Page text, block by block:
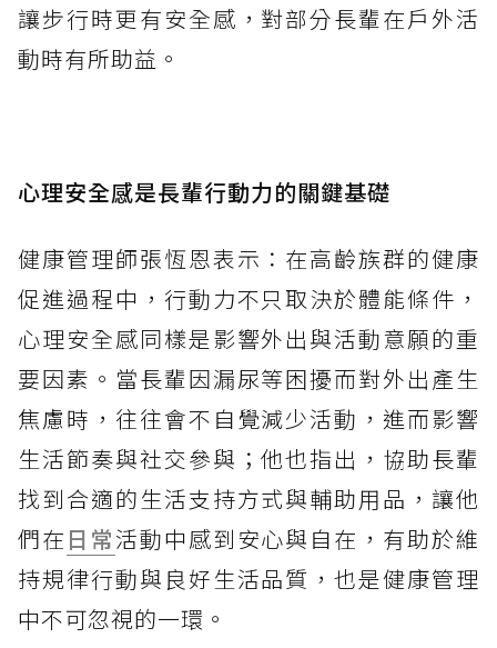
讓步行時更有安全感，對部分長輩在戶外活
動時有所助益。
心理安全感是長輩行動力的關鍵基礎
健康管理師張恆恩表示：在高齡族群的健康
促進過程中，行動力不只取決於體能條件，
心理安全感同樣是影響外出與活動意願的重
要因素。當長輩因漏尿等困擾而對外出產生
焦慮時，往往會不自覺減少活動，進而影響
生活節奏與社交參與；他也指出，協助長輩
找到合適的生活支持方式與輔助用品，讓他
們在 日常活動中感到安心與自在，有助於維
持規律行動與良好生活品質，也是健康管理
中不可忽視的一環。